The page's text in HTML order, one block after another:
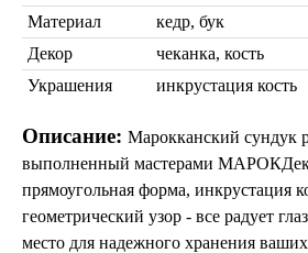
Марокканские лампы
Мозаичные лампы
Лампы со стеклом
Торшеры
Материал
кедр, бук
Декор
чеканка, кость
Украшения
инкрустация кость
Описание: Марокканский сундук
выполненный мастерами
прямоугольная форма, инкрустация
геометрический узор - все радует
место для надежного хранения